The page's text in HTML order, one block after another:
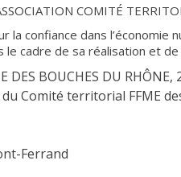
COMITÉ
la confiance dans
cadre de sa réalisation et de
DES BOUCHES DU
Comité territorial FFME
Ferrand